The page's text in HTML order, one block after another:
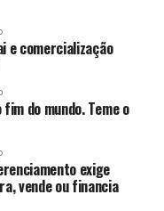
“É um
de entrega
o sentimento de
jurídica. Isso
que o
como
e água tratada,
O prefeito
pela
a gente não se
e comercialização
do mundo. Teme o
exige
vende ou financia